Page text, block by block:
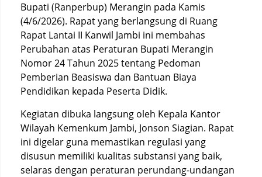
Bupati (Ranperbup) Merangin pada Kamis
(4/6/2026). Rapat yang berlangsung di Ruang
Rapat Lantai II Kanwil Jambi ini membahas
Perubahan atas Peraturan Bupati Merangin
Nomor 24 Tahun 2025 tentang Pedoman
Pemberian Beasiswa dan Bantuan Biaya
Pendidikan kepada Peserta Didik.
Kegiatan dibuka langsung oleh Kepala Kantor
Wilayah Kemenkum Jambi, Jonson Siagian. Rapat
ini digelar guna memastikan regulasi yang
disusun memiliki kualitas substansi yang baik,
selaras dengan peraturan perundang-undangan